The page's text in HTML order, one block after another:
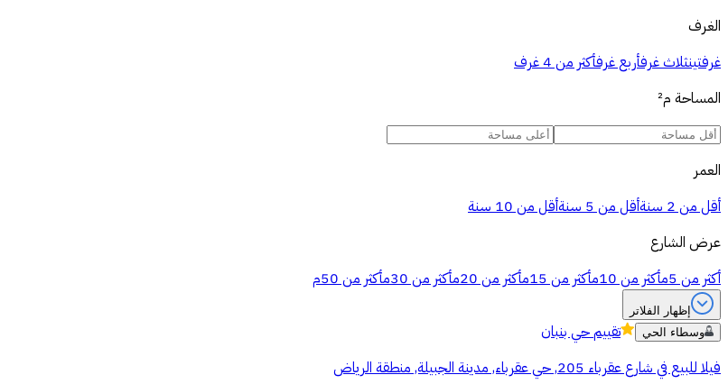
الغرف
غرفتينثلاث غرفأربع غرفأكثر من 4 غرف
المساحة م²
العمر
أقل من 2 سنة
أقل من 5 سنة
أقل من 10 سنة
عرض الشارع
أكثر من 5م
أكثر من 10م أكثر من 15م أكثر من 20م أكثر من 30م أكثر من 50م
إظهار الفلاتر
وسطاء الحي
تقييمحي بنبان
فيلا للبيع في شارع عقرباء 205, حي عقرباء, مدينة الجبيلة, منطقة الرياض